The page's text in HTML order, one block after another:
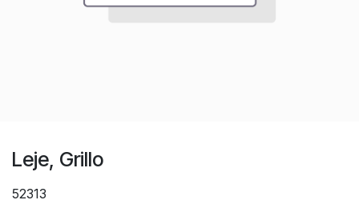
Leje, Grillo
52313